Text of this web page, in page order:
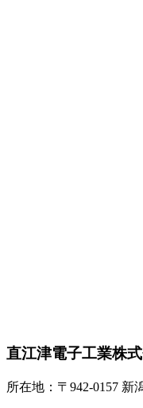
直江津電子工業株
所在地：〒942-0157 新